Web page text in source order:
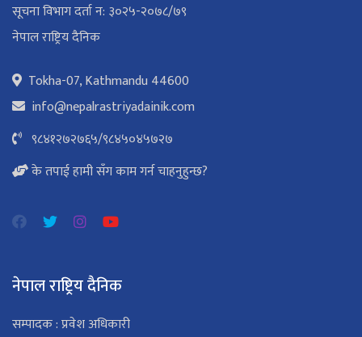
सूचना विभाग दर्ता न: ३०२५-२०७८/७९
नेपाल राष्ट्रिय दैनिक
Tokha-07, Kathmandu 44600
info@nepalrastriyadainik.com
९८४१२७२७६५/९८४५०४५७२७
के तपाई हामी सँग काम गर्न चाहनुहुन्छ?
नेपाल राष्ट्रिय दैनिक
सम्पादक : प्रवेश अधिकारी